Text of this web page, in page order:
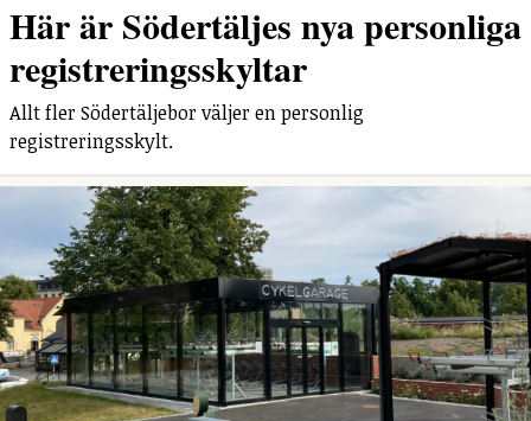
Här är Södertäljes nya personliga
registreringsskyltar
Allt fler Södertäljebor väljer en personlig
registreringsskylt.